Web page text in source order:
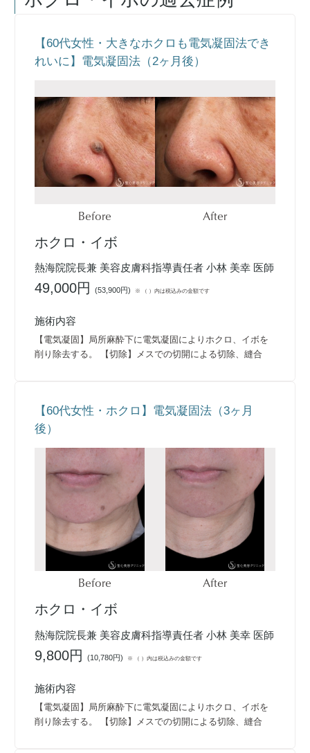
【60代女性・大きなホクロも電気凝固法でき
れいに】電気凝固法（2ヶ月後）
Before After
ホクロ・イボ
熱海院院長兼 美容皮膚科指導責任者 小林 美幸 医師
49,000円(53,900円) ※ （ ）内は税込みの金額です
施術内容
【電気凝固】局所麻酔下に電気凝固によりホクロ、イボを
削り除去する。 【切除】メスでの切開による切除、縫合
【60代女性・ホクロ】電気凝固法（3ヶ月
後）
Before After
ホクロ・イボ
熱海院院長兼 美容皮膚科指導責任者 小林 美幸 医師
9,800円(10,780円) ※ （ ）内は税込みの金額です
施術内容
【電気凝固】局所麻酔下に電気凝固によりホクロ、イボを
削り除去する。 【切除】メスでの切開による切除、縫合